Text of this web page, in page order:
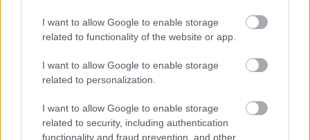
I want to allow Google to enable storage
related to functionality of the website or app.
I want to allow Google to enable storage
related to personalization.
I want to allow Google to enable storage
related to security, including authentication
functionality and fraud prevention, and other
tartja jó ötletnek ezt a tudatosságot.
Ne értsetek félre, együtt érzek a szektorral, főleg az
idegenvezetőkkel, akiknek nincs tőketartalékuk,
akiknek, ha jönnek holnap turisták, akkor lesz
pénzük, ha nem, akkor meg nem. És eddig jöttek ám
rendesen: tavaly év végén mindenki szörnyülködve
küldte körbe a képeket, amin kígyózó sorok
láthatóak a város főbb nevezetességeinél, a Newyork